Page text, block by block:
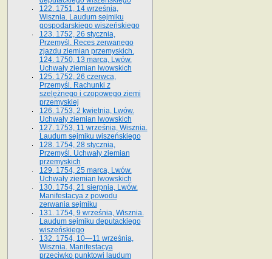
122. 1751, 14 września,
Wisznia. Laudum sejmiku
gospodarskiego wiszeńskiego
123. 1752, 26 stycznia,
Przemyśl. Reces zerwanego
zjazdu ziemian przemyskich.
124. 1750, 13 marca, Lwów.
Uchwały ziemian lwowskich
125. 1752, 26 czerwca,
Przemyśl. Rachunki z
szelężnego i czopowego ziemi
przemyskiej
126. 1753, 2 kwietnia, Lwów.
Uchwały ziemian lwowskich
127. 1753, 11 września, Wisznia.
Laudum sejmiku wiszeńskiego
128. 1754, 28 stycznia,
Przemyśl. Uchwały ziemian
przemyskich
129. 1754, 25 marca, Lwów.
Uchwały ziemian lwowskich
130. 1754, 21 sierpnia, Lwów.
Manifestacya z powodu
zerwania sejmiku
131. 1754, 9 września, Wisznia.
Laudum sejmiku deputackiego
wiszeńskiego
132. 1754, 10—11 września,
Wisznia. Manifestacya
przeciwko punktowi laudum